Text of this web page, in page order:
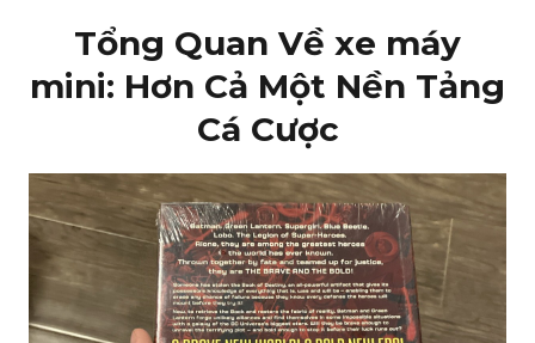
Tổng Quan Về xe máy
mini: Hơn Cả Một Nền Tảng
Cá Cược